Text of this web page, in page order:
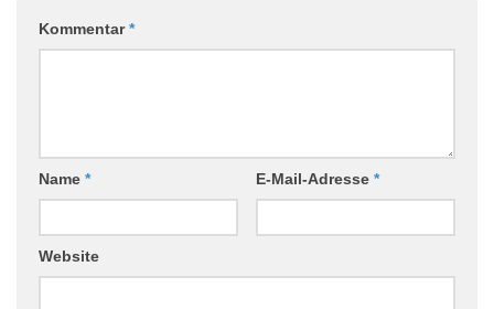
Kommentar*
Name * E-Mail-Adresse *
Website